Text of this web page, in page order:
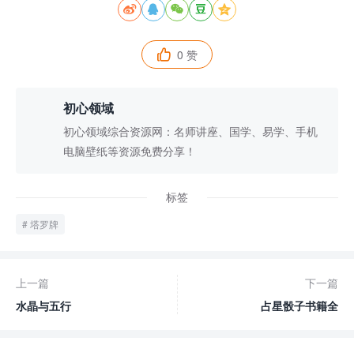
    
 0 赞
初心领域
初心领域综合资源网：名师讲座、国学、易学、手机
电脑壁纸等资源免费分享！
标签
塔罗牌
上一篇
水晶与五行
下一篇
占星骰子书籍全